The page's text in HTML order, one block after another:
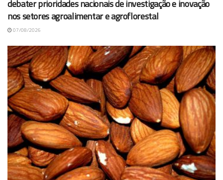
debater prioridades nacionais de investigação e inovação
nos setores agroalimentar e agroflorestal
07/08/2026